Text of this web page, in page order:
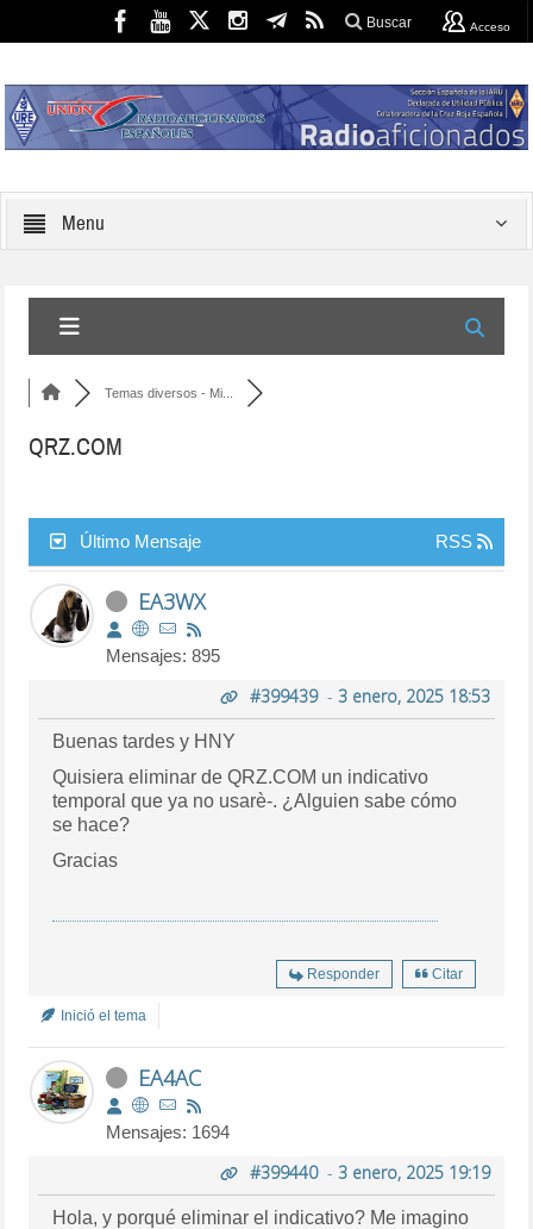
Buscar Acceso
Menu
Temas diversos - Mi...
QRZ.COM
Último Mensaje RSS
EA3WX
Mensajes: 895
#399439- 3 enero, 2025 18:53
Buenas tardes y HNY
Quisiera eliminar de QRZ.COM un indicativo
temporal que ya no usarè-. ¿Alguien sabe cómo
se hace?
Gracias
Responder Citar
Inició el tema
EA4AC
Mensajes: 1694
#399440- 3 enero, 2025 19:19
Hola, y porqué eliminar el indicativo? Me imagino